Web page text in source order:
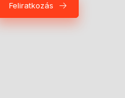
Feliratkozás